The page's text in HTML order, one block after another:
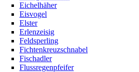
Eichelhäher
Eisvogel
Elster
Erlenzeisig
Feldsperling
Fichtenkreuzschnabel
Fischadler
Flussregenpfeifer